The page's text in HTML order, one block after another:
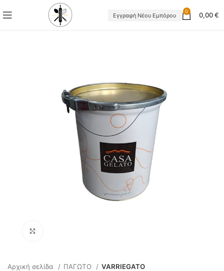
Εγγραφή Νέου Εμπόρου
0 0,00€
Αρχική σελίδα ΠΑΓΩΤΟ VARRIEGATO